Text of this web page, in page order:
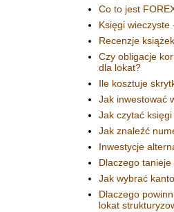
Co to jest
Księgi wieczyste
Recenzje książek
Czy obligacje
dla lokat?
Ile kosztuje
Jak inwestować
Jak czytać
Jak znaleźć
Inwestycje
Dlaczego
Jak wybrać
Dlaczego
lokat